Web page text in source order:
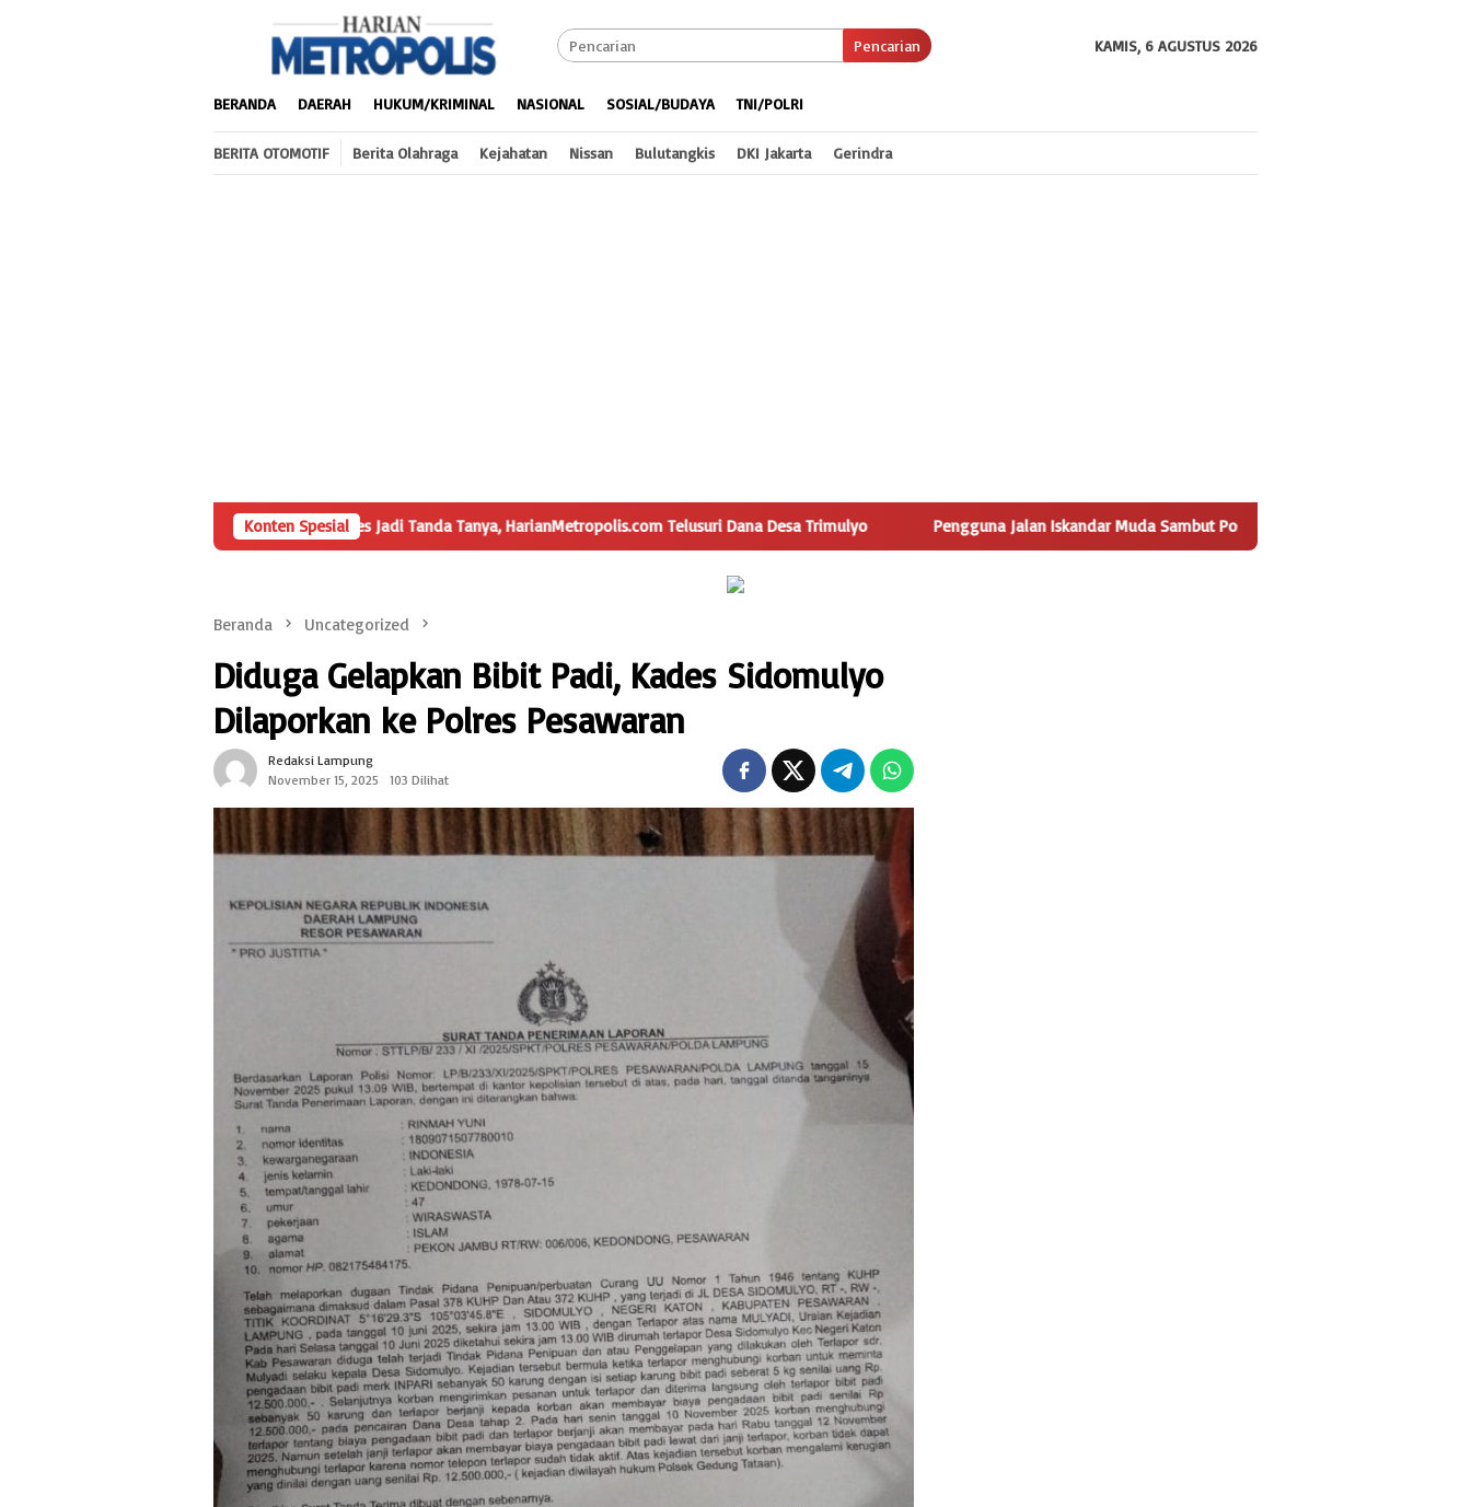
Pencarian KAMIS, 6 AGUSTUS 2026
BERANDA DAERAH HUKUM/KRIMINAL NASIONAL SOSIAL/BUDAYA TNI/POLRI
BERITA OTOMOTIF Berita Olahraga Kejahatan Nissan Bulutangkis DKI Jakarta Gerindra
Konten Spesial
Penyertaan Modal BUMDes Jadi Tanda Tanya, HarianMetropolis.com Telusuri Dana Desa Trimulyo Pengguna Jalan Iskandar Muda Sambut Positif Pembangunan Tempat Pengelolaan Sampah
Beranda Uncategorized
Diduga Gelapkan Bibit Padi, Kades Sidomulyo
Dilaporkan ke Polres Pesawaran
Redaksi Lampung
November 15, 2025
103 Dilihat